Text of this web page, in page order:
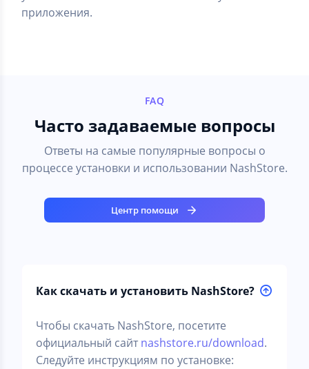
приложения.
FAQ
Часто задаваемые вопросы
Ответы на самые популярные вопросы о
процессе установки и использовании NashStore.
Центр помощи
Как скачать и установить NashStore?
Чтобы скачать NashStore, посетите
официальный сайтnashstore.ru/download.
Следуйте инструкциям по установке: